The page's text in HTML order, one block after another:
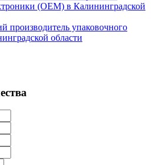
(OEM) в Калининградской
производитель упаковочного
области